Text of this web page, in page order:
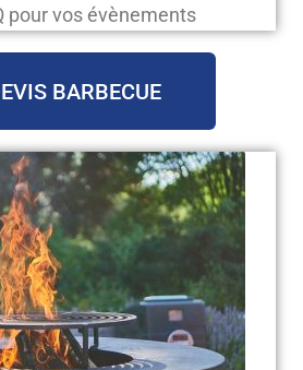
pour vos évènements
BARBECUE